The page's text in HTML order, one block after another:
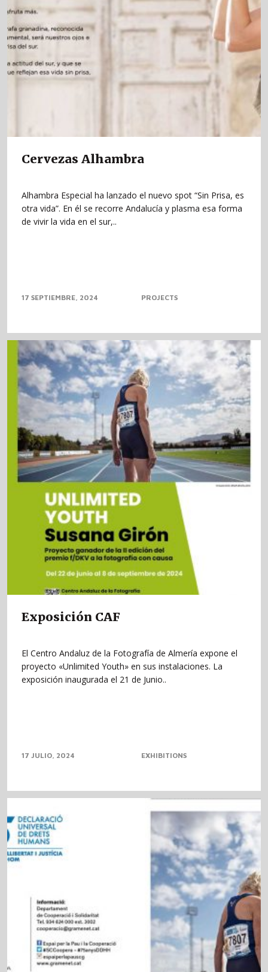
Cervezas Alhambra
Alhambra Especial ha lanzado el nuevo spot “Sin Prisa, es
otra vida”. En él se recorre Andalucía y plasma esa forma
de vivir la vida en el sur,..
17 SEPTIEMBRE, 2024 PROJECTS
Exposición CAF
El Centro Andaluz de la Fotografía de Almería expone el
proyecto «Unlimited Youth» en sus instalaciones. La
exposición inaugurada el 21 de Junio..
17 JULIO, 2024 EXHIBITIONS